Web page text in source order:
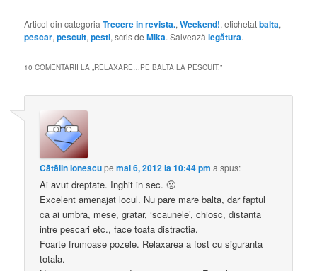
alte intrebari. Punctual
am raspuns in limita
voi, insa a venit timpul
Articol din categoriaTrecere in revista.,Weekend!, etichetatbalta,
pescar,pescuit,pesti, scris deMika. Salveazălegătura.
10 COMENTARII LA „RELAXARE…PE BALTA LA PESCUIT.”
Cãtãlin Ionescupemai 6, 2012 la 10:44 pm a spus:
Ai avut dreptate. Inghit in sec. 🙁
Excelent amenajat locul. Nu pare mare balta, dar faptul
ca ai umbra, mese, gratar, ‘scaunele’, chiosc, distanta
intre pescari etc., face toata distractia.
Foarte frumoase pozele. Relaxarea a fost cu siguranta
totala.